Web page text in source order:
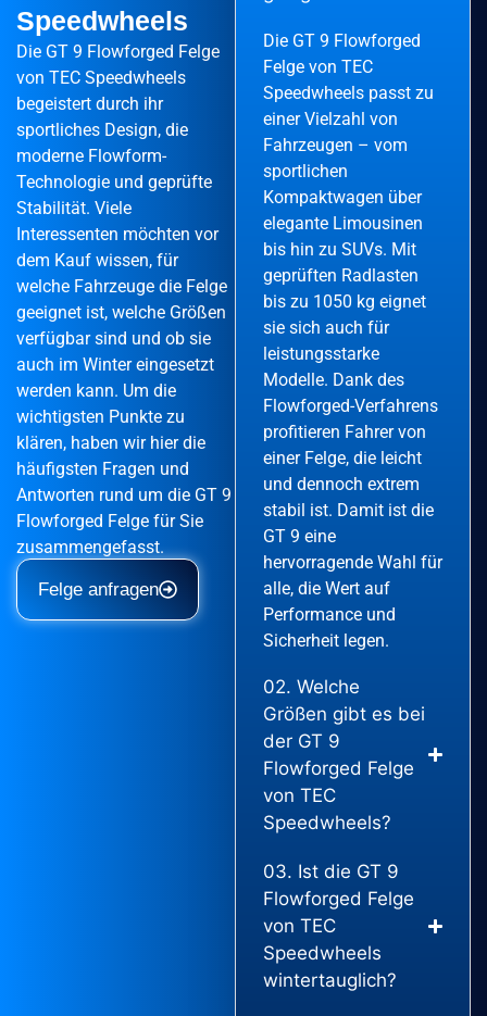
Speedwheels
Die GT 9 Flowforged Felge
von TEC Speedwheels
begeistert durch ihr
sportliches Design, die
moderne Flowform-
Technologie und geprüfte
Stabilität. Viele
Interessenten möchten vor
dem Kauf wissen, für
welche Fahrzeuge die Felge
geeignet ist, welche Größen
verfügbar sind und ob sie
auch im Winter eingesetzt
werden kann. Um die
wichtigsten Punkte zu
klären, haben wir hier die
häufigsten Fragen und
Antworten rund um die GT 9
Flowforged Felge für Sie
zusammengefasst.
Felge anfragen
Die GT 9 Flowforged
Felge von TEC
Speedwheels passt zu
einer Vielzahl von
Fahrzeugen – vom
sportlichen
Kompaktwagen über
elegante Limousinen
bis hin zu SUVs. Mit
geprüften Radlasten
bis zu 1050 kg eignet
sie sich auch für
leistungsstarke
Modelle. Dank des
Flowforged-Verfahrens
profitieren Fahrer von
einer Felge, die leicht
und dennoch extrem
stabil ist. Damit ist die
GT 9 eine
hervorragende Wahl für
alle, die Wert auf
Performance und
Sicherheit legen.
02. Welche
Größen gibt es bei
der GT 9
Flowforged Felge
von TEC
Speedwheels?
03. Ist die GT 9
Flowforged Felge
von TEC
Speedwheels
wintertauglich?